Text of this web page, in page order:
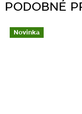
Novinka